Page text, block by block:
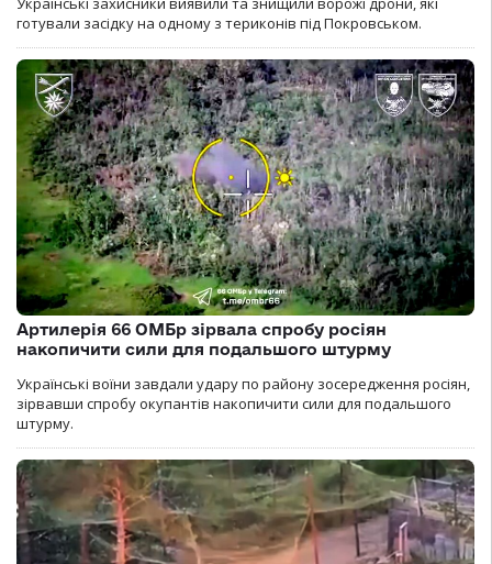
готували засідку на одному з териконів під Покровськом.
Артилерія 66 ОМБр зірвала спробу росіян
накопичити сили для подальшого штурму
Українські воїни завдали удару по району зосередження росіян,
зірвавши спробу окупантів накопичити сили для подальшого
штурму.